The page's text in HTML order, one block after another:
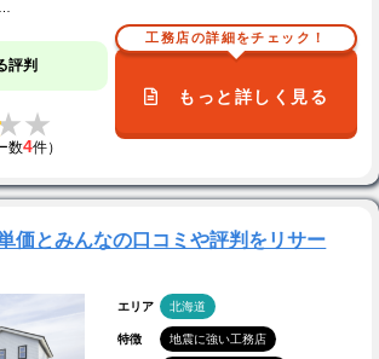
評判
数4件）
工務店の詳細をチェック！
もっと詳しく見る
価とみんなの口コミや評判をリサー
エリア 北海道
特徴 地震に強い工務店